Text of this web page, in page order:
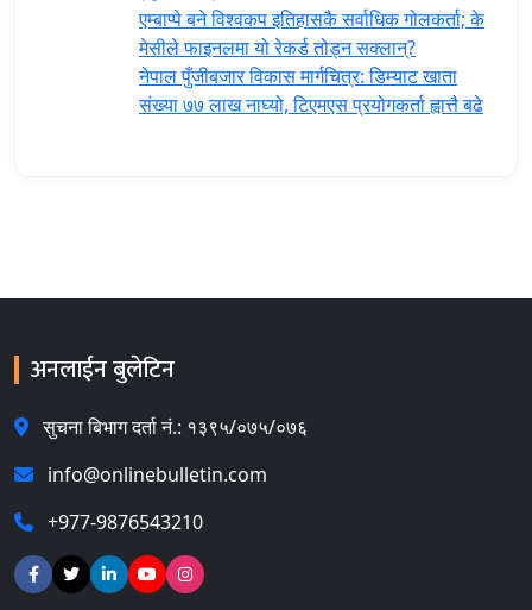
एम्बाप्पे बने विश्वकप इतिहासकै सर्वाधिक गोलकर्ता; के
मेसीले फाइनलमा यो रेकर्ड तोड्न सक्लान्?
नेपाल पुँजीबजार विकास मार्गचित्र: डिम्याट खाता
संख्या ७७ लाख नाघ्यो, टिएमएस प्रयोगकर्ता ह्वात्तै बढे
अनलाईन बुलेटिन
सुचना बिभाग दर्ता नं.: १३९५/०७५/०७६
info@onlinebulletin.com
+977-9876543210